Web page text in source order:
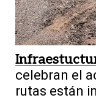
celebran el
rutas están